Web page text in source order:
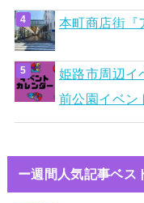
本町商店街
姫路市周辺イ
前公園イベン
ー週間人気記事ベス